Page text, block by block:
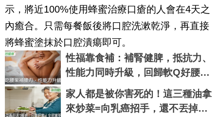
示，將近100%使用蜂蜜治療口瘡的人會在4天之
內癒合。只需每餐飯後將口腔洗漱乾淨，再直接
將蜂蜜塗抹於口腔潰瘍即可。
性福靠食補：補腎健脾，抵抗力、
性能力同時升級，回歸軟Q好腰力
| 每日健康Health
家人都是被你害死的！這三種油拿
來炒菜=向乳癌招手，還不丟掉